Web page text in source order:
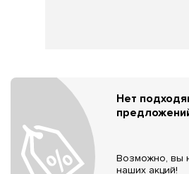
Нет
Возможно, вы
наших акций!